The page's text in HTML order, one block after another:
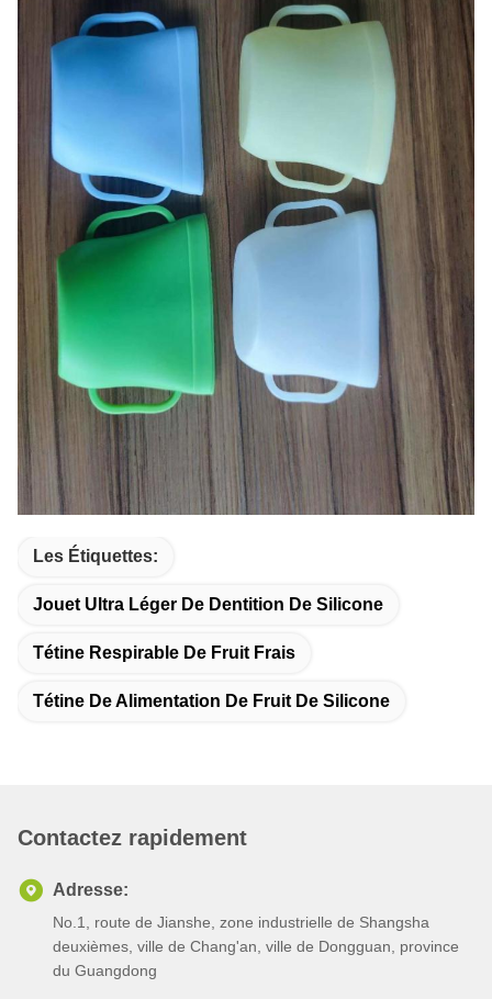
Les Étiquettes:
Jouet Ultra Léger De Dentition De Silicone
Tétine Respirable De Fruit Frais
Tétine De Alimentation De Fruit De Silicone
Contactez rapidement
Adresse:
No.1, route de Jianshe, zone industrielle de Shangsha
deuxièmes, ville de Chang'an, ville de Dongguan, province
du Guangdong